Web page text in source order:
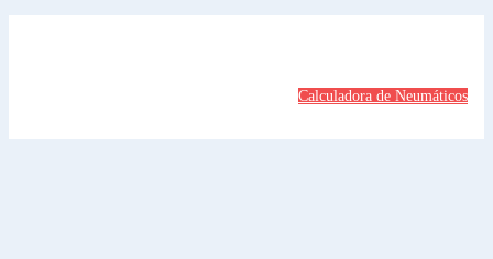
Calculadora de Neumáticos